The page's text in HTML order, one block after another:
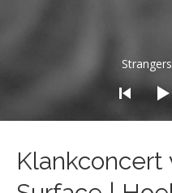
Klankconcert